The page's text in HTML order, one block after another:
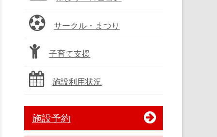
サークル・まつり
子育て支援
施設利用状況
施設予約